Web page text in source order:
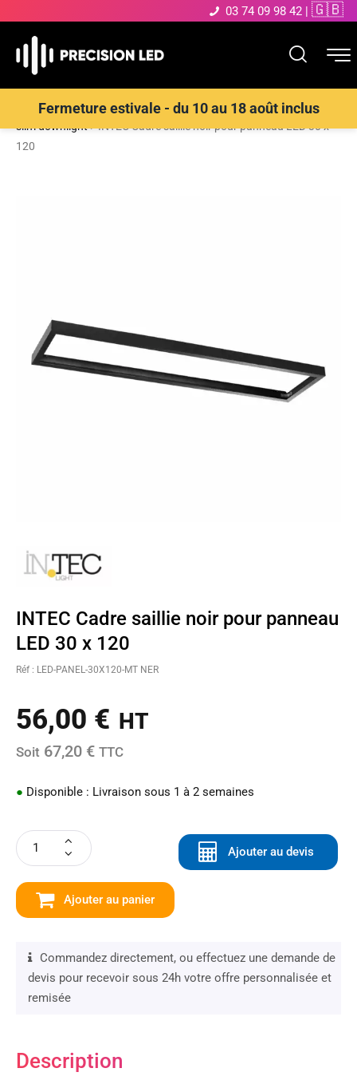
03 74 09 98 42 | 🇬🇧
Fermeture estivale - du 10 au 18 août inclus
Accueil>Boutique>ECLAIRAGE INTERIEUR LED>Dalle LED et
slim downlight>INTEC Cadre saillie noir pour panneau LED 30 x
120
INTEC Cadre saillie noir pour panneau
LED 30 x 120
Réf : LED-PANEL-30X120-MT NER
56,00 € HT
Soit 67,20 € TTC
● Disponible : Livraison sous 1 à 2 semaines
Ajouter au panier
Ajouter au devis
Commandez directement, ou effectuez une demande de
devis pour recevoir sous 24h votre offre personnalisée et
remisée
Description